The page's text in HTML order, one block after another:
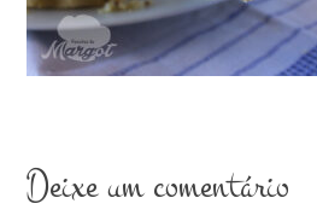
Deixe um comentário